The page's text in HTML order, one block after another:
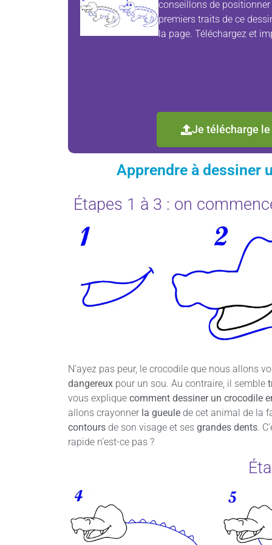
conseillons de
premiers traits de ce
la page. Téléchargez et
Je télécharge
Apprendre à dessiner
Étapes 1 à 3 : on
N’ayez pas peur, le crocodile que nous allons
dangereux pour un sou. Au contraire, il semble
vous explique comment dessiner un crocodile
allons crayonner la gueule de cet animal de la
contours de son visage et ses grandes dents.
rapide n’est-ce pas ?